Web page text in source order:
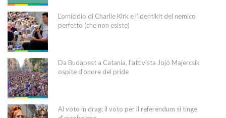
L’omicidio di Charlie Kirk e l’identikit del nemico
perfetto (che non esiste)
Da Budapest a Catania, l’attivista Jojó Majercsik
ospite d’onore del pride
Al voto in drag: il voto per il referendum si tinge